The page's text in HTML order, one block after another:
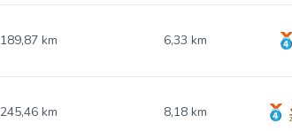
189,87 km 6,33 km
245,46 km 8,18 km